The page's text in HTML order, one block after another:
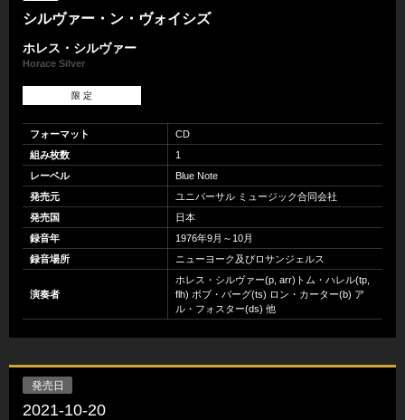
シルヴァー・ン・ヴォイシズ
ホレス・シルヴァー
Horace Silver
限 定
フォーマット
CD
組み枚数
1
レーベル
Blue Note
発売元
ユニバーサル ミュージック合同会社
発売国
日本
録音年
1976年9月～10月
録音場所
ニューヨーク及びロサンジェルス
演奏者
ホレス・シルヴァー(p, arr)トム・ハレル(tp,
flh) ボブ・バーグ(ts) ロン・カーター(b) ア
ル・フォスター(ds) 他
発売日
2021-10-20